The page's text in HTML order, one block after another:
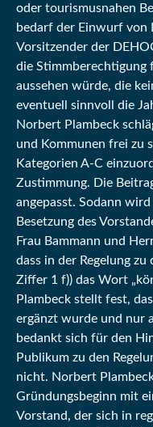
oder tourismusnahen
bedarf der Einwurf von
Vorsitzender der
die Stimmberechtigung
aussehen würde, die
eventuell sinnvoll die
Norbert Plambeck
und Kommunen frei zu
Kategorien A-C
Zustimmung. Die
angepasst. Sodann
Besetzung des
Frau Bammann und
dass in der Regelung
Ziffer 1 f)) das Wort
Plambeck stellt fest,
ergänzt wurde und nur
bedankt sich für den
Publikum zu den
nicht. Norbert
Gründungsbeginn mit
Vorstand, der sich in